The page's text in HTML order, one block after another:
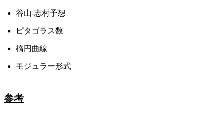
谷山-志村予想
ピタゴラス数
楕円曲線
モジュラー形式
参考